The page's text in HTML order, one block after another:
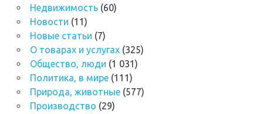
Недвижимость(60)
Новости (11)
Новые статьи (7)
О товарах и услугах(325)
Общество, люди (1 031)
Политика, в мире(111)
Природа, животные(577)
Производство (29)